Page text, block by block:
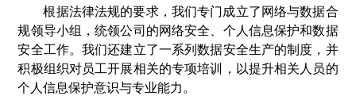
根据法律法规的要求，我们专门成立了网络与数据合
规领导小组，统领公司的网络安全、个人信息保护和数据
安全工作。我们还建立了一系列数据安全生产的制度，并
积极组织对员工开展相关的专项培训，以提升相关人员的
个人信息保护意识与专业能力。